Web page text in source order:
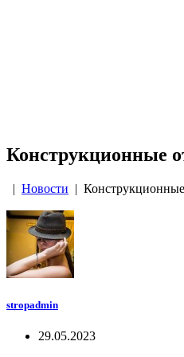
Конструкционные
| Новости |
stropadmin
29.05.2023